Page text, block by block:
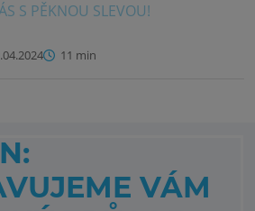
S PĚKNOU SLEVOU!
11 min
VÁM